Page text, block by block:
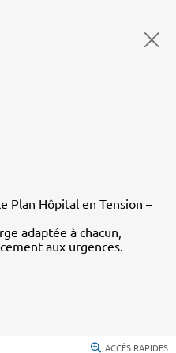
Plan Hôpital en Tension –
adaptée à chacun,
aux urgences.
ACCÈS RAPIDES